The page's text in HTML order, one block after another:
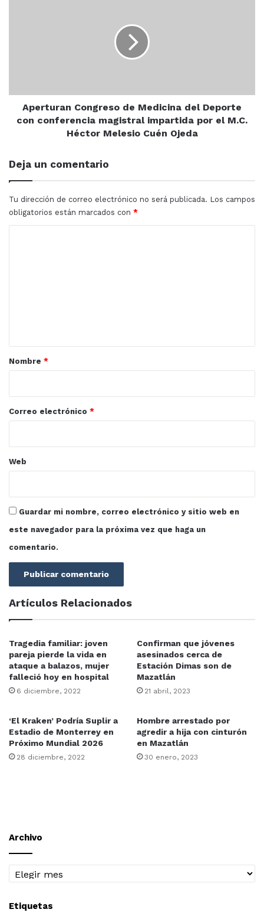
de Infraestructura Deportiva del Imdem realizó limpieza
preventiva en el rectángulo futbolero, en beneficio de
magistral
impartida
por
Melesio
Cuén
Aperturan Congreso de Medicina del Deporte
con conferencia magistral impartida por el M.C.
Héctor Melesio Cuén Ojeda
Deja un comentario
Tu dirección de correo electrónico no será publicada. Los campos
obligatorios están marcados con *
r
*
Nombre *
Correo electrónico *
Web
Guardar mi nombre, correo electrónico y sitio web en
este navegador para la próxima vez que haga un
comentario.
Artículos Relacionados
Tragedia familiar: joven
pareja pierde la vida en
ataque a balazos, mujer
falleció hoy en hospital
6 diciembre, 2022
Confirman que jóvenes
asesinados cerca de
Estación Dimas son de
Mazatlán
21 abril, 2023
‘El Kraken’ Podría Suplir a
Estadio de Monterrey en
Próximo Mundial 2026
28 diciembre, 2022
Hombre arrestado por
agredir a hija con cinturón
en Mazatlán
30 enero, 2023
Archivo
Archivo
Etiquetas